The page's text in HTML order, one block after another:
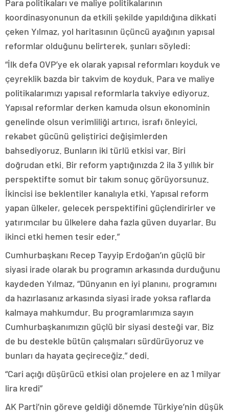
Para politikaları ve maliye politikalarının
koordinasyonunun da etkili şekilde yapıldığına dikkati
çeken Yılmaz, yol haritasının üçüncü ayağının yapısal
reformlar olduğunu belirterek, şunları söyledi:
“İlk defa OVP’ye ek olarak yapısal reformları koyduk ve
çeyreklik bazda bir takvim de koyduk. Para ve maliye
politikalarımızı yapısal reformlarla takviye ediyoruz.
Yapısal reformlar derken kamuda olsun ekonominin
genelinde olsun verimliliği artırıcı, israfı önleyici,
rekabet gücünü geliştirici değişimlerden
bahsediyoruz. Bunların iki türlü etkisi var. Biri
doğrudan etki. Bir reform yaptığınızda 2 ila 3 yıllık bir
perspektifte somut bir takım sonuç görüyorsunuz.
İkincisi ise beklentiler kanalıyla etki. Yapısal reform
yapan ülkeler, gelecek perspektifini güçlendirirler ve
yatırımcılar bu ülkelere daha fazla güven duyarlar. Bu
ikinci etki hemen tesir eder.”
Cumhurbaşkanı Recep Tayyip Erdoğan’ın güçlü bir
siyasi irade olarak bu programın arkasında durduğunu
kaydeden Yılmaz, “Dünyanın en iyi planını, programını
da hazırlasanız arkasında siyasi irade yoksa raflarda
kalmaya mahkumdur. Bu programlarımıza sayın
Cumhurbaşkanımızın güçlü bir siyasi desteği var. Biz
de bu destekle bütün çalışmaları sürdürüyoruz ve
bunları da hayata geçireceğiz.” dedi.
“Cari açığı düşürücü etkisi olan projelere en az 1 milyar
lira kredi”
AK Parti’nin göreve geldiği dönemde Türkiye’nin düşük